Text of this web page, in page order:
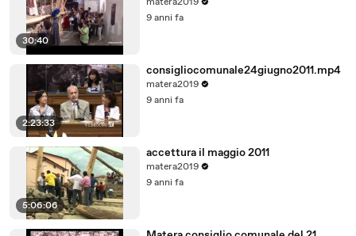
30:40
9 anni fa
2:23:33
consigliocomunale24giugno2011.mp4
matera2019
9 anni fa
5:06:06
accettura il maggio 2011
matera2019
9 anni fa